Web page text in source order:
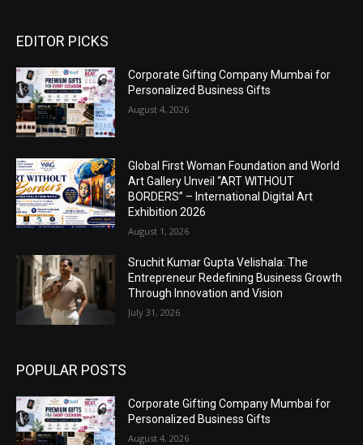
EDITOR PICKS
Corporate Gifting Company Mumbai for
Personalized Business Gifts
August 4, 2026
Global First Woman Foundation and World
Art Gallery Unveil “ART WITHOUT
BORDERS” – International Digital Art
Exhibition 2026
August 1, 2026
Sruchit Kumar Gupta Velishala: The
Entrepreneur Redefining Business Growth
Through Innovation and Vision
July 31, 2026
POPULAR POSTS
Corporate Gifting Company Mumbai for
Personalized Business Gifts
August 4, 2026